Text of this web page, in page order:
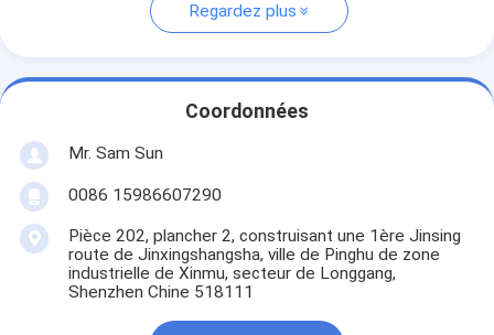
Regardez plus
Coordonnées
Mr. Sam Sun
0086 15986607290
Pièce 202, plancher 2, construisant une 1ère Jinsing
route de Jinxingshangsha, ville de Pinghu de zone
industrielle de Xinmu, secteur de Longgang,
Shenzhen Chine 518111